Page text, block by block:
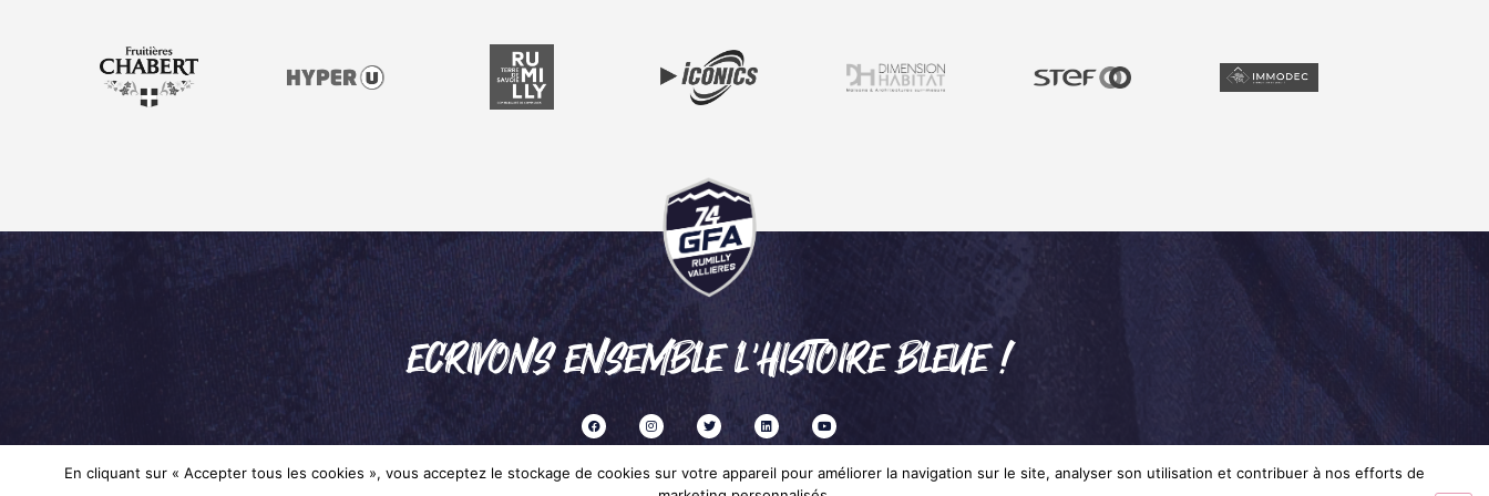
ECRIVONS ENSEMBLE L'HISTOIRE BLEUE !
En cliquant sur « Accepter tous les cookies », vous acceptez le stockage de cookies sur votre appareil pour améliorer la navigation sur le site, analyser son utilisation et contribuer à nos efforts de